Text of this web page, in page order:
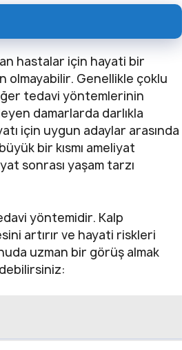
hastalar için hayati bir
olmayabilir. Genellikle çoklu
tedavi yöntemlerinin
damarlarda darlıkla
için uygun adaylar arasında
bir kısmı ameliyat
sonrası yaşam tarzı
yöntemidir. Kalp
artırır ve hayati riskleri
uzman bir görüş almak